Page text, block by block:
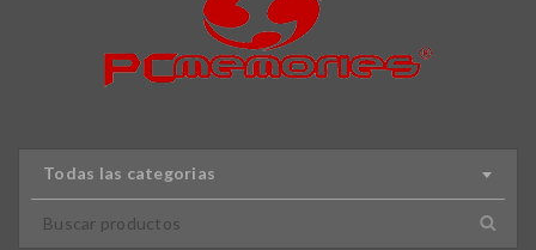
Todas las categorias